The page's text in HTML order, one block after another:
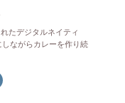
たデジタルネイティ
ながらカレーを作り続